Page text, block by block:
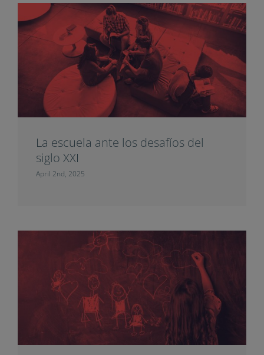
La escuela ante los desafíos del
siglo XXI
April 2nd, 2025